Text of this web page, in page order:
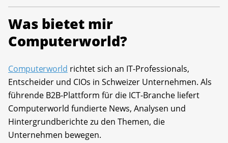
Was bietet mir
Computerworld?
Computerworld richtet sich an IT-Professionals,
Entscheider und CIOs in Schweizer Unternehmen. Als
führende B2B-Plattform für die ICT-Branche liefert
Computerworld fundierte News, Analysen und
Hintergrundberichte zu den Themen, die
Unternehmen bewegen.